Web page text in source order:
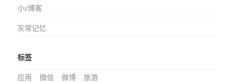
小z博客
灰常记忆
标签
应用 微信 微博 旅游